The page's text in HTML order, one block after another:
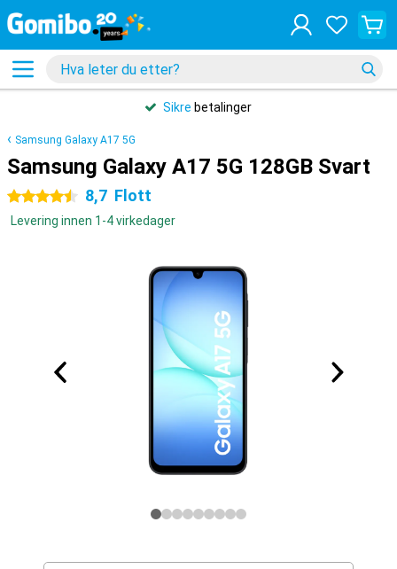
Sikre betalinger
Samsung Galaxy A17 5G
Samsung Galaxy A17 5G 128GB Svart
4.5 stjerner 8,7 Flott
Levering innen 1-4 virkedager